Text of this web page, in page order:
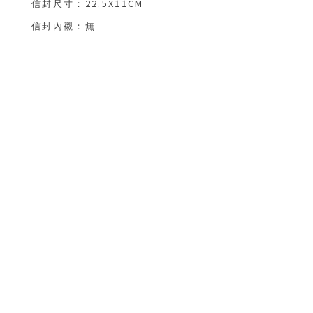
信封尺寸： 22.5X11CM
信封內襯 ：無